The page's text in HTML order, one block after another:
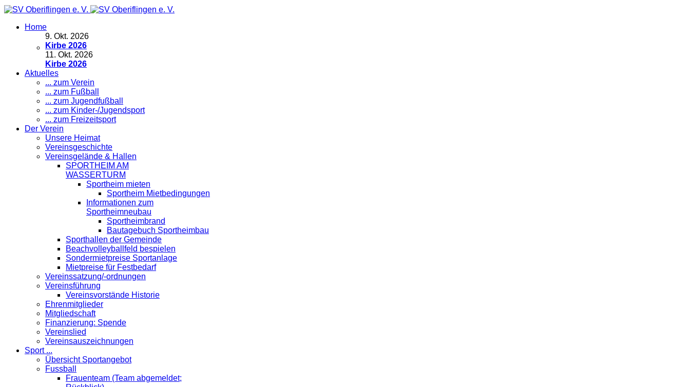
Home
9. Okt. 2026
Kirbe 2026
11. Okt. 2026
Kirbe 2026
Aktuelles
... zum Verein
... zum Fußball
... zum Jugendfußball
... zum Kinder-/Jugendsport
... zum Freizeitsport
Der Verein
Unsere Heimat
Vereinsgeschichte
Vereinsgelände & Hallen
SPORTHEIM AM
WASSERTURM
Sportheim mieten
Sportheim Mietbedingungen
Informationen zum
Sportheimneubau
Sportheimbrand
Bautagebuch Sportheimbau
Sporthallen der Gemeinde
Beachvolleyballfeld bespielen
Sondermietpreise Sportanlage
Mietpreise für Festbedarf
Vereinssatzung/-ordnungen
Vereinsführung
Vereinsvorstände Historie
Ehrenmitglieder
Mitgliedschaft
Finanzierung: Spende
Vereinslied
Vereinsauszeichnungen
Sport ...
Übersicht Sportangebot
Fussball
Frauenteam (Team abgemeldet;